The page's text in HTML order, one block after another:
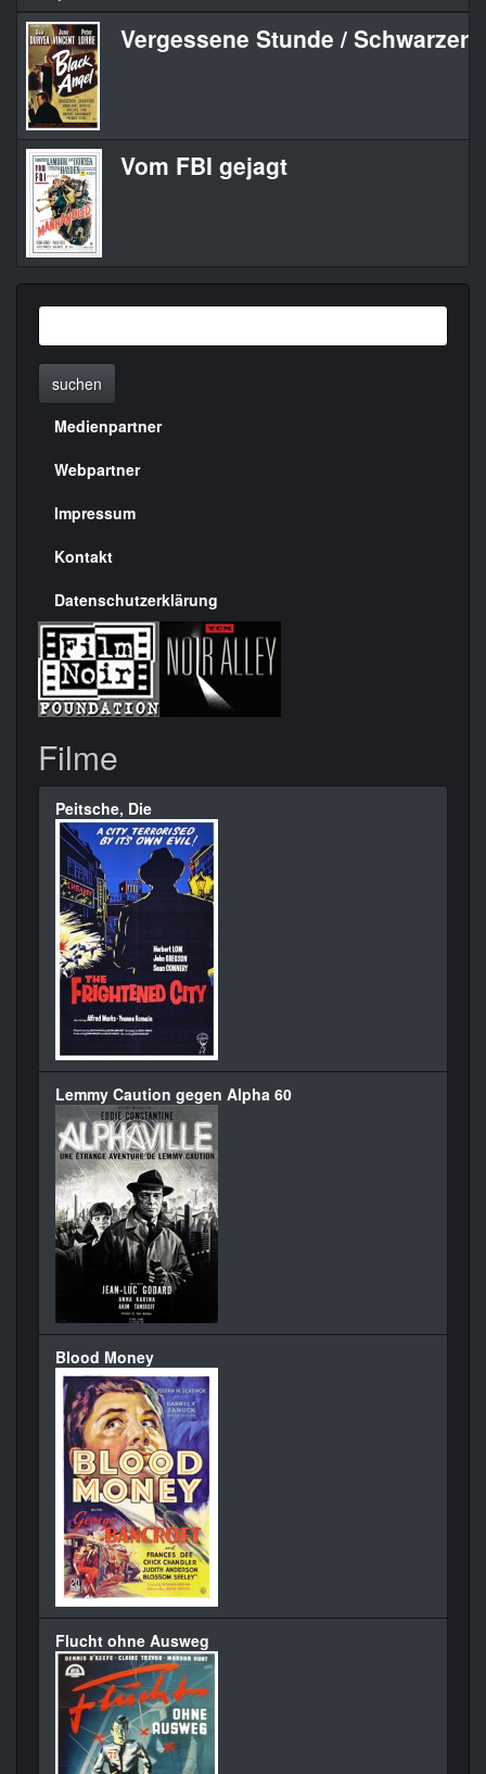
Vergessene Stunde / Schwarzer
Vom FBI gejagt
suchen
Menülinks
rechte
Seite
Medienpartner
Webpartner
Impressum
Kontakt
Datenschutzerklärung
Filme
Peitsche, Die
Lemmy Caution gegen Alpha 60
Blood Money
Flucht ohne Ausweg